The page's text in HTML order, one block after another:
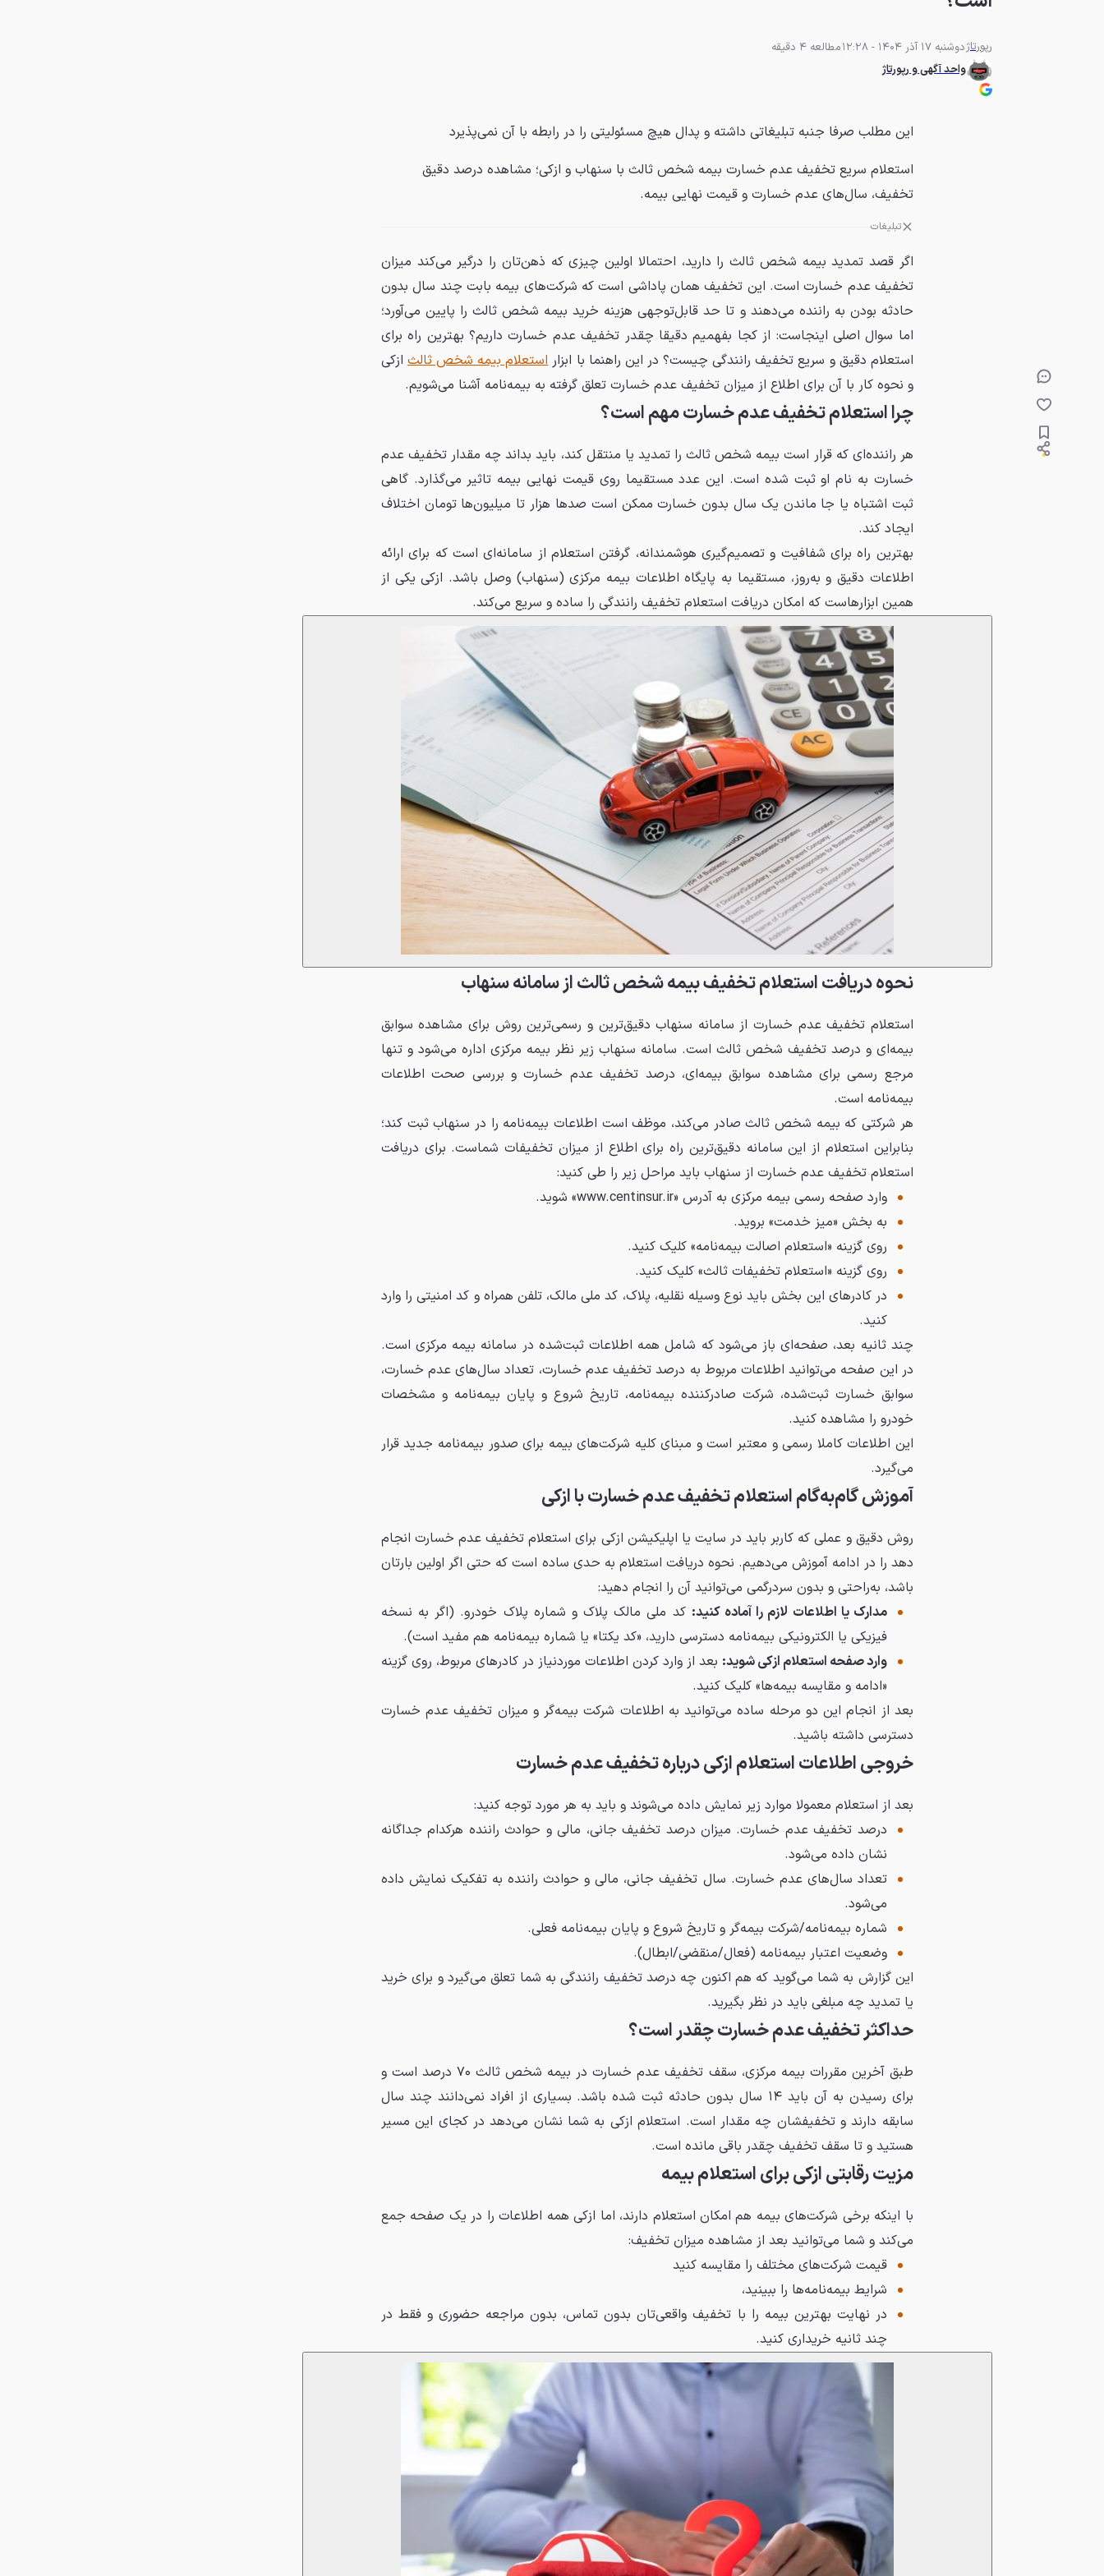
رپورتاژدوشنبه 17 آذر 1404 - 12:28
مطالعه 4 دقیقه
واحد آگهی و رپورتاژ
این مطلب صرفا جنبه تبلیغاتی داشته و پدال هیچ مسئولیتی را در رابطه با آن نمی‌پذیرد
استعلام سریع تخفیف عدم خسارت بیمه شخص ثالث با سنهاب و ازکی؛ مشاهده درصد دقیق
تخفیف، سال‌های عدم خسارت و قیمت نهایی بیمه.
تبلیغات
اگر قصد تمدید بیمه شخص ثالث را دارید، احتمالا اولین چیزی که ذهن‌تان را درگیر می‌کند میزان
تخفیف عدم خسارت است. این تخفیف همان پاداشی است که شرکت‌های بیمه بابت چند سال بدون
حادثه بودن به راننده می‌دهند و تا حد قابل‌توجهی هزینه خرید بیمه شخص ثالث را پایین می‌آورد؛
اما سوال اصلی اینجاست: از کجا بفهمیم دقیقا چقدر تخفیف عدم خسارت داریم؟ بهترین راه برای
استعلام دقیق و سریع تخفیف رانندگی چیست؟ در این راهنما با ابزاراستعلام بیمه شخص ثالث ازکی
و نحوه کار با آن برای اطلاع از میزان تخفیف عدم خسارت تعلق گرفته به بیمه‌نامه آشنا می‌شویم.
چرا استعلام تخفیف عدم خسارت مهم است؟
هر راننده‌ای که قرار است بیمه شخص ثالث را تمدید یا منتقل کند، باید بداند چه مقدار تخفیف عدم
خسارت به نام او ثبت شده است. این عدد مستقیما روی قیمت نهایی بیمه تاثیر می‌گذارد. گاهی
ثبت اشتباه یا جا ماندن یک سال بدون خسارت ممکن است صدها هزار تا میلیون‌ها تومان اختلاف
ایجاد کند.
بهترین راه برای شفافیت و تصمیم‌گیری هوشمندانه، گرفتن استعلام از سامانه‌ای است که برای ارائه
اطلاعات دقیق و به‌روز، مستقیما به پایگاه اطلاعات بیمه مرکزی (سنهاب) وصل باشد. ازکی یکی از
همین ابزارهاست که امکان دریافت استعلام تخفیف رانندگی را ساده و سریع می‌کند.
نحوه دریافت استعلام تخفیف بیمه شخص ثالث از سامانه سنهاب
استعلام تخفیف عدم خسارت از سامانه سنهاب دقیق‌ترین و رسمی‌ترین روش برای مشاهده سوابق
بیمه‌ای و درصد تخفیف شخص ثالث است. سامانه سنهاب زیر نظر بیمه مرکزی اداره می‌شود و تنها
مرجع رسمی برای مشاهده سوابق بیمه‌ای، درصد تخفیف عدم خسارت و بررسی صحت اطلاعات
بیمه‌نامه است.
هر شرکتی که بیمه شخص ثالث صادر می‌کند، موظف است اطلاعات بیمه‌نامه را در سنهاب ثبت کند؛
بنابراین استعلام از این سامانه دقیق‌ترین راه برای اطلاع از میزان تخفیفات شماست. برای دریافت
استعلام تخفیف عدم خسارت از سنهاب باید مراحل زیر را طی کنید:
وارد صفحه رسمی بیمه مرکزی به آدرس «www.centinsur.ir» شوید.
به بخش «میز خدمت» بروید.
روی گزینه «استعلام اصالت بیمه‌نامه» کلیک کنید.
روی گزینه «استعلام تخفیفات ثالث» کلیک کنید.
در کادرهای این بخش باید نوع وسیله نقلیه، پلاک، کد ملی مالک، تلفن همراه و کد امنیتی را وارد
کنید.
چند ثانیه بعد، صفحه‌ای باز می‌شود که شامل همه اطلاعات ثبت‌شده در سامانه بیمه مرکزی است.
در این صفحه می‌توانید اطلاعات مربوط به درصد تخفیف عدم خسارت، تعداد سال‌های عدم خسارت،
سوابق خسارت ثبت‌شده، شرکت صادرکننده بیمه‌نامه، تاریخ شروع و پایان بیمه‌نامه و مشخصات
خودرو را مشاهده کنید.
این اطلاعات کاملا رسمی و معتبر است و مبنای کلیه شرکت‌های بیمه برای صدور بیمه‌نامه جدید قرار
می‌گیرد.
آموزش گام‌به‌گام استعلام تخفیف عدم خسارت با ازکی
روش دقیق و عملی که کاربر باید در سایت یا اپلیکیشن ازکی برای استعلام تخفیف عدم خسارت انجام
دهد را در ادامه آموزش می‌دهیم. نحوه دریافت استعلام به حدی ساده است که حتی اگر اولین بارتان
باشد، به‌راحتی و بدون سردرگمی می‌توانید آن را انجام دهید:
مدارک یا اطلاعات لازم را آماده کنید: کد ملی مالک پلاک و شماره پلاک خودرو. (اگر به نسخه
فیزیکی یا الکترونیکی بیمه‌نامه دسترسی دارید، «کد یکتا» یا شماره بیمه‌نامه هم مفید است).
وارد صفحه استعلام ازکی شوید: بعد از وارد کردن اطلاعات مورد‌نیاز در کادرهای مربوط، روی گزینه
«ادامه و مقایسه بیمه‌ها» کلیک کنید.
بعد از انجام این دو مرحله ساده می‌توانید به اطلاعات شرکت بیمه‌گر و میزان تخفیف عدم خسارت
دسترسی داشته باشید.
خروجی اطلاعات استعلام ازکی درباره تخفیف عدم خسارت
بعد از استعلام معمولا موارد زیر نمایش داده می‌شوند و باید به هر مورد توجه کنید:
درصد تخفیف عدم خسارت. میزان درصد تخفیف جانی، مالی و حوادث راننده هر‌کدام جداگانه
نشان داده می‌شود.
تعداد سال‌های عدم خسارت. سال تخفیف جانی، مالی و حوادث راننده به تفکیک نمایش داده
می‌شود.
شماره بیمه‌نامه/شرکت بیمه‌گر و تاریخ شروع و پایان بیمه‌نامه فعلی.
وضعیت اعتبار بیمه‌نامه (فعال/منقضی/ابطال).
این گزارش به شما می‌گوید که هم اکنون چه درصد تخفیف رانندگی به شما تعلق می‌گیرد و برای خرید
یا تمدید چه مبلغی باید در نظر بگیرید.
حداکثر تخفیف عدم خسارت چقدر است؟
طبق آخرین مقررات بیمه مرکزی، سقف تخفیف عدم خسارت در بیمه شخص ثالث ۷۰ درصد است و
برای رسیدن به آن باید ۱۴ سال بدون حادثه ثبت شده باشد. بسیاری از افراد نمی‌دانند چند سال
سابقه دارند و تخفیفشان چه مقدار است. استعلام ازکی به شما نشان می‌دهد در کجای این مسیر
هستید و تا سقف تخفیف چقدر باقی مانده است.
مزیت رقابتی ازکی برای استعلام بیمه
با اینکه برخی شرکت‌های بیمه هم امکان استعلام دارند، اما ازکی همه اطلاعات را در یک صفحه جمع
می‌کند و شما می‌توانید بعد از مشاهده میزان تخفیف:
قیمت شرکت‌های مختلف را مقایسه کنید
شرایط بیمه‌نامه‌ها را ببینید،
در نهایت بهترین بیمه را با تخفیف واقعی‌تان بدون تماس، بدون مراجعه حضوری و فقط در
چند ثانیه خریداری کنید.